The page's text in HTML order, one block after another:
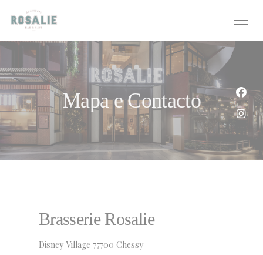
Painel de Gerenciamento de Cookies
Mapa e Contacto
Brasserie Rosalie
Disney Village 77700 Chessy((abre numa nova janela))